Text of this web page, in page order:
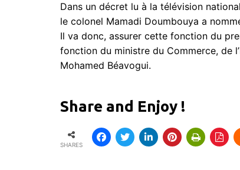
Dans un décret lu à la télévision
le colonel Mamadi Doumbouya a
Il va donc, assurer cette fonction du
fonction du ministre du Commerce, de
Mohamed Béavogui.
Share and Enjoy !
SHARES